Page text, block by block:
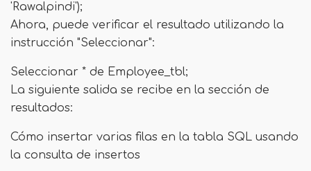
'Rawalpindi');
Ahora, puede verificar el resultado utilizando la
instrucción "Seleccionar":
Seleccionar * de Employee_tbl;
La siguiente salida se recibe en la sección de
resultados:
Cómo insertar varias filas en la tabla SQL usando
la consulta de insertos